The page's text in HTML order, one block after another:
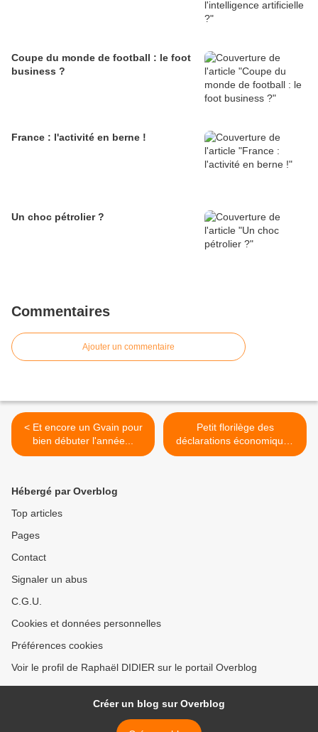
Coupe du monde de football : le foot
business ?
France : l'activité en berne !
Un choc pétrolier ?
Commentaires
Ajouter un commentaire
< Et encore un Gvain pour
bien débuter l'année...
Petit florilège des
déclarations économiques
récentes >
Hébergé par Overblog
Top articles
Pages
Contact
Signaler un abus
C.G.U.
Cookies et données personnelles
Préférences cookies
Voir le profil de Raphaël DIDIER sur le portail Overblog
Créer un blog sur Overblog